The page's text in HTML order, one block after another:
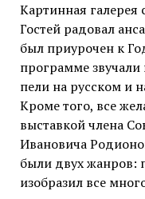
Картинная галерея
Гостей радовал
был приурочен к
программе
пели на русском и
Кроме того, все
выставкой члена
Ивановича
были двух жанров:
изобразил все